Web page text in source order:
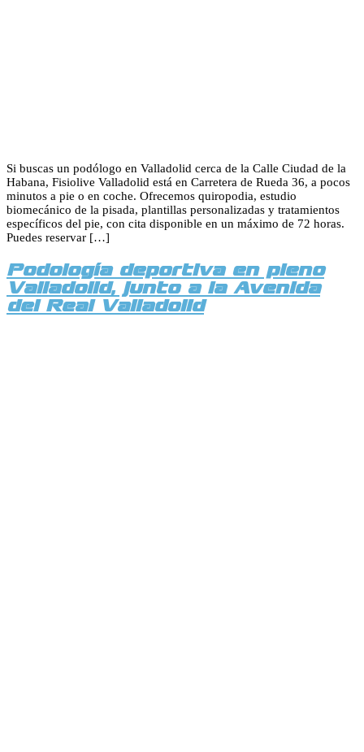
Si buscas un podólogo en Valladolid cerca de la Calle Ciudad de la
Habana, Fisiolive Valladolid está en Carretera de Rueda 36, a pocos
minutos a pie o en coche. Ofrecemos quiropodia, estudio
biomecánico de la pisada, plantillas personalizadas y tratamientos
específicos del pie, con cita disponible en un máximo de 72 horas.
Puedes reservar […]
Podología deportiva en pleno
Valladolid, junto a la Avenida
del Real Valladolid